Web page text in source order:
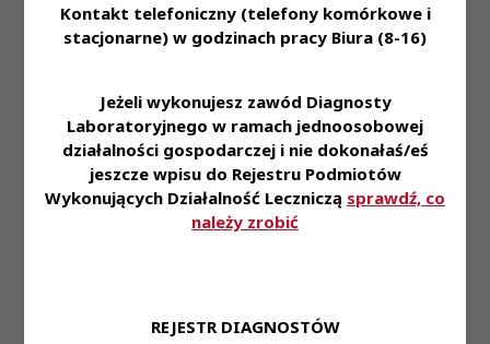
Kontakt telefoniczny (telefony komórkowe i
stacjonarne) w godzinach pracy Biura (8-16)
Jeżeli wykonujesz zawód Diagnosty
Laboratoryjnego w ramach jednoosobowej
działalności gospodarczej i nie dokonałaś/eś
jeszcze wpisu do Rejestru Podmiotów
Wykonujących Działalność Leczniczą sprawdź, co
należy zrobić
REJESTR DIAGNOSTÓW
Proponowane wynagrodzenie: w zależności od
posiadanego stażu pracy i wykształcenia młodszy
asystent 11292,00 Forma zatrudnienia: umowa o
pracę
Wymiar czasu pracy: pełny etat
Dane do kontaktu: Stanowisko: młodszy asystent,
asystent, starszy asystent – w zależności od